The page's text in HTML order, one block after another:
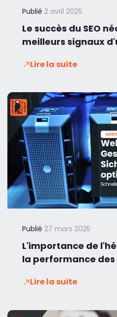
Publié 2 avril 2025
Le succès du SEO
meilleurs signaux
Lire la suite
Publié 27 mars 2025
L'importance de
la performance des
Lire la suite